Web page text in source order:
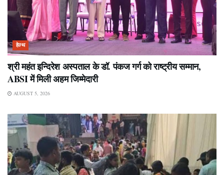
हेल्थ
श्री महंत इन्दिरेश अस्पताल के डॉ. पंकज गर्ग को राष्ट्रीय सम्मान,
ABSI में मिली अहम जिम्मेदारी
AUGUST 5, 2026